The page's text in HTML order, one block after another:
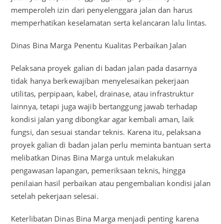
memperoleh izin dari penyelenggara jalan dan harus
memperhatikan keselamatan serta kelancaran lalu lintas.
Dinas Bina Marga Penentu Kualitas Perbaikan Jalan
Pelaksana proyek galian di badan jalan pada dasarnya
tidak hanya berkewajiban menyelesaikan pekerjaan
utilitas, perpipaan, kabel, drainase, atau infrastruktur
lainnya, tetapi juga wajib bertanggung jawab terhadap
kondisi jalan yang dibongkar agar kembali aman, laik
fungsi, dan sesuai standar teknis. Karena itu, pelaksana
proyek galian di badan jalan perlu meminta bantuan serta
melibatkan Dinas Bina Marga untuk melakukan
pengawasan lapangan, pemeriksaan teknis, hingga
penilaian hasil perbaikan atau pengembalian kondisi jalan
setelah pekerjaan selesai.
Keterlibatan Dinas Bina Marga menjadi penting karena